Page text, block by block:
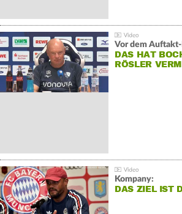
Vor dem
DAS HAT
RÖSLER
Kompany:
DAS ZIEL IST